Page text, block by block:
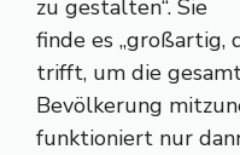
zu gestalten“. Sie
finde es „großartig,
trifft, um die
Bevölkerung
funktioniert nur